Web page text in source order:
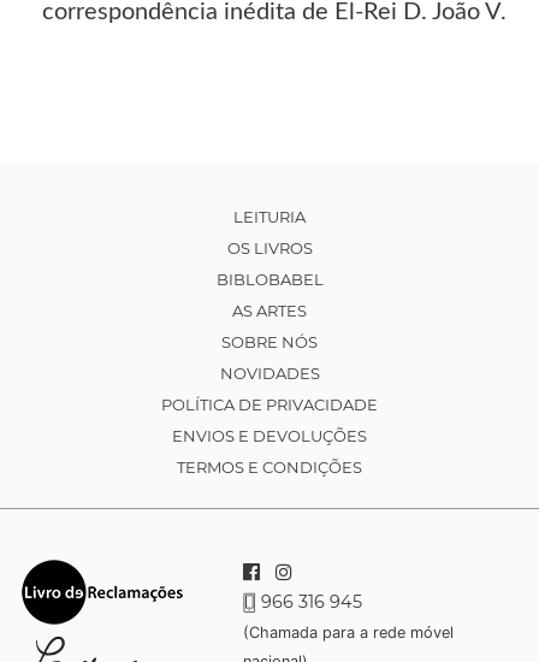
correspondência inédita de El-Rei D. João V.
LEITURIA
OS LIVROS
BIBLOBABEL
AS ARTES
SOBRE NÓS
NOVIDADES
POLÍTICA DE PRIVACIDADE
ENVIOS E DEVOLUÇÕES
TERMOS E CONDIÇÕES
966 316 945
(Chamada para a rede móvel